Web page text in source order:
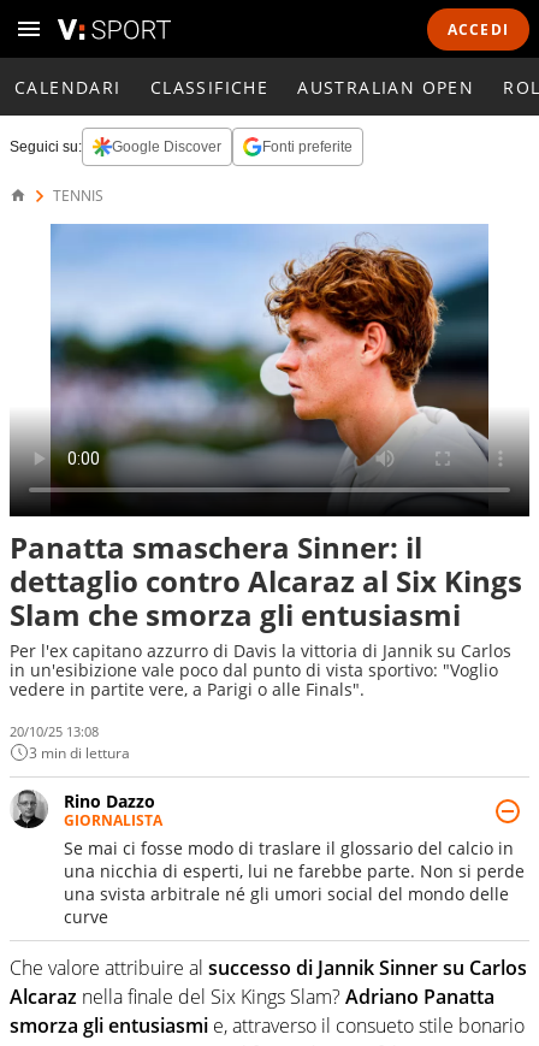
ACCEDI
CALENDARI CLASSIFICHE AUSTRALIAN OPEN
Seguici su: Google Discover Fonti preferite
TENNIS
Panatta smaschera Sinner: il
dettaglio contro Alcaraz al Six Kings
Slam che smorza gli entusiasmi
Per l'ex capitano azzurro di Davis la vittoria di Jannik su Carlos
in un'esibizione vale poco dal punto di vista sportivo: "Voglio
vedere in partite vere, a Parigi o alle Finals".
20/10/25 13:08
3 min di lettura
Rino Dazzo
GIORNALISTA
Se mai ci fosse modo di traslare il glossario del calcio in
una nicchia di esperti, lui ne farebbe parte. Non si perde
una svista arbitrale né gli umori social del mondo delle
curve
Che valore attribuire al successo di Jannik Sinner su Carlos
Alcaraz nella finale del Six Kings Slam? Adriano Panatta
smorza gli entusiasmi e, attraverso il consueto stile bonario